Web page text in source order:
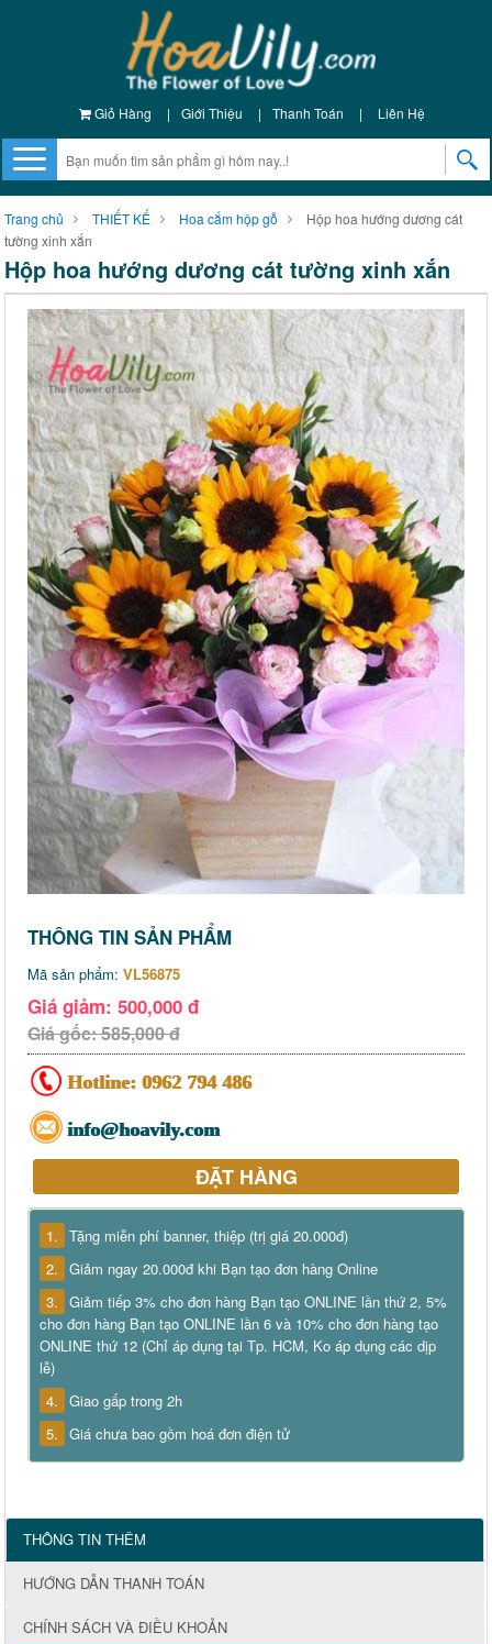
Giỏ Hàng | Giới Thiệu | Thanh Toán | Liên Hệ
Trang chủ THIẾT KẾ Hoa cắm hộp gỗ
Hộp hoa hướng dương cát
tường xinh xắn
Hộp hoa hướng dương cát tường xinh xắn
THÔNG TIN SẢN PHẨM
Mã sản phẩm: VL56875
Giá giảm: 500,000 đ
Giá gốc: 585,000 đ
Hotline: 0962 794 486
info@hoavily.com
ĐẶT HÀNG
1. Tặng miễn phí banner, thiệp (trị giá 20.000đ)
2. Giảm ngay 20.000đ khi Bạn tạo đơn hàng Online
3. Giảm tiếp 3% cho đơn hàng Bạn tạo ONLINE lần thứ 2, 5%
cho đơn hàng Bạn tạo ONLINE lần 6 và 10% cho đơn hàng tạo
ONLINE thứ 12 (Chỉ áp dụng tại Tp. HCM, Ko áp dụng các dịp
lễ)
4. Giao gấp trong 2h
5. Giá chưa bao gồm hoá đơn điện tử
THÔNG TIN THÊM
HƯỚNG DẪN THANH TOÁN
CHÍNH SÁCH VÀ ĐIỀU KHOẢN